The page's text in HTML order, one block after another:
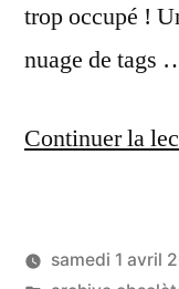
trop occupé !
nuage de tags
Continuer la
samedi 1 avril